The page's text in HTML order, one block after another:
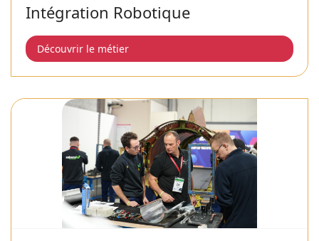
Intégration Robotique
Découvrir le métier